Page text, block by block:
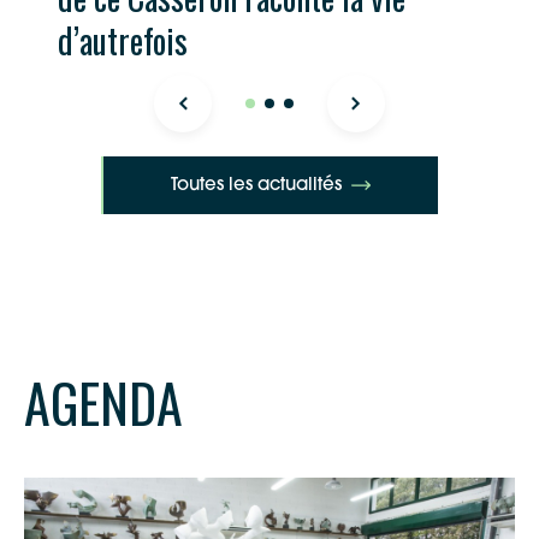
Toutes les actualités
d’autrefois
AGENDA